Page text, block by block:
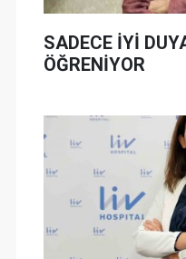
SADECE İYİ
ÖĞRENİYOR